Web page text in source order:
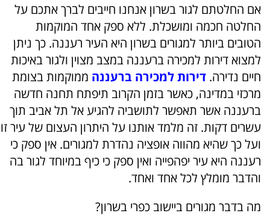
אם החלטתם לגור בשרון אנחנו חייבים לברך אתכם על
החלטה חכמה ומושכלת. ללא ספק אחד המוקמות
הטובים ביותר למגורים בשרון היא העיר רעננה. כך ניתן
למצוא דירות למכירה ברעננה במצב מצוין ולגור באיכות
חיים נדירה. דירות למכירה ברעננה ממוקמות בצומת
מרכזי במדינה, כאשר בזמן הקרוב תיפתח תחנה חדשה
ברעננה אשר תאפשר לתושביה להגיע אל תל אביב תוך
עשרים דקות. זה מלמד אותנו על היתרון העצום של עיר זו
ועל כך שהיא מהווה אופציה נהדרת למגורים. אין ספק כי
רעננה היא עיר יפהפייה ואין ספק כי כיף במיוחד לגור בה
והדבר מומלץ לכל אחד ואחד.
מה בדבר מגורים ביישוב כפרי בשרון?